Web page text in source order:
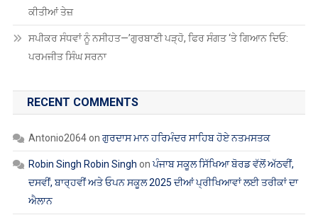
ਕੀਤੀਆਂ ਤੇਜ਼
ਸਪੀਕਰ ਸੰਧਵਾਂ ਨੂੰ ਨਸੀਹਤ—’ਗੁਰਬਾਣੀ ਪੜ੍ਹੋ, ਫਿਰ ਸੰਗਤ ‘ਤੇ ਗਿਆਨ ਦਿਓ:
ਪਰਮਜੀਤ ਸਿੰਘ ਸਰਨਾ
RECENT COMMENTS
Antonio2064on ਗੁਰਦਾਸ ਮਾਨ ਹਰਿਮੰਦਰ ਸਾਹਿਬ ਹੋਏ ਨਤਮਸਤਕ
Robin Singh Robin Singh onਪੰਜਾਬ ਸਕੂਲ ਸਿੱਖਿਆ ਬੋਰਡ ਵੱਲੋਂ ਅੱਠਵੀਂ,
ਦਸਵੀਂ, ਬਾਰ੍ਹਵੀਂ ਅਤੇ ਓਪਨ ਸਕੂਲ 2025 ਦੀਆਂ ਪ੍ਰੀਖਿਆਵਾਂ ਲਈ ਤਰੀਕਾਂ ਦਾ
ਐਲਾਨ